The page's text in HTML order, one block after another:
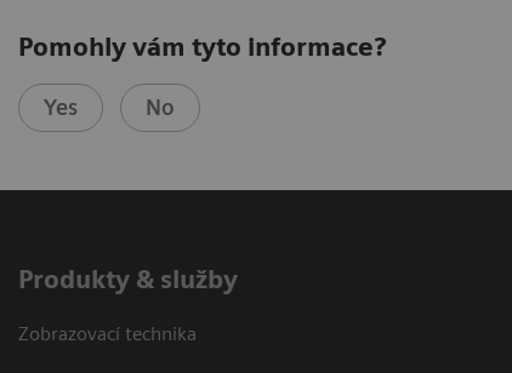
Pomohly vám tyto informace?
Yes No
Produkty & služby
Zobrazovací technika